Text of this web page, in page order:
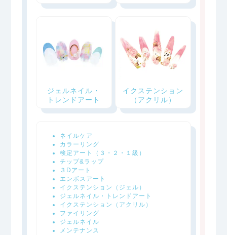
ジェルネイル・
トレンドアート
イクステンション
（アクリル）
ネイルケア
カラーリング
検定アート（３・２・１級）
チップ&ラップ
３Dアート
エンボスアート
イクステンション（ジェル）
ジェルネイル・トレンドアート
イクステンション（アクリル）
ファイリング
ジェルネイル
メンテナンス